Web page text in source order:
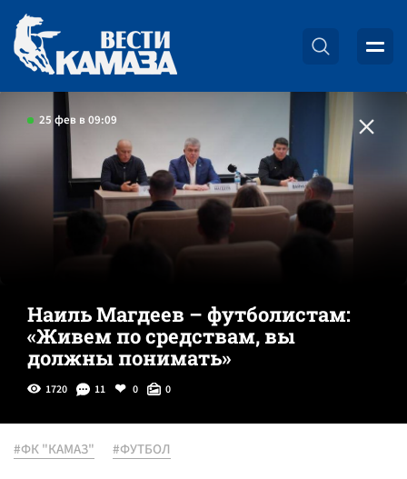
25 фев в 09:09
Наиль Магдеев – футболистам:
«Живем по средствам, вы
должны понимать»
1720 11 0 0
#ФК "КАМАЗ" #ФУТБОЛ